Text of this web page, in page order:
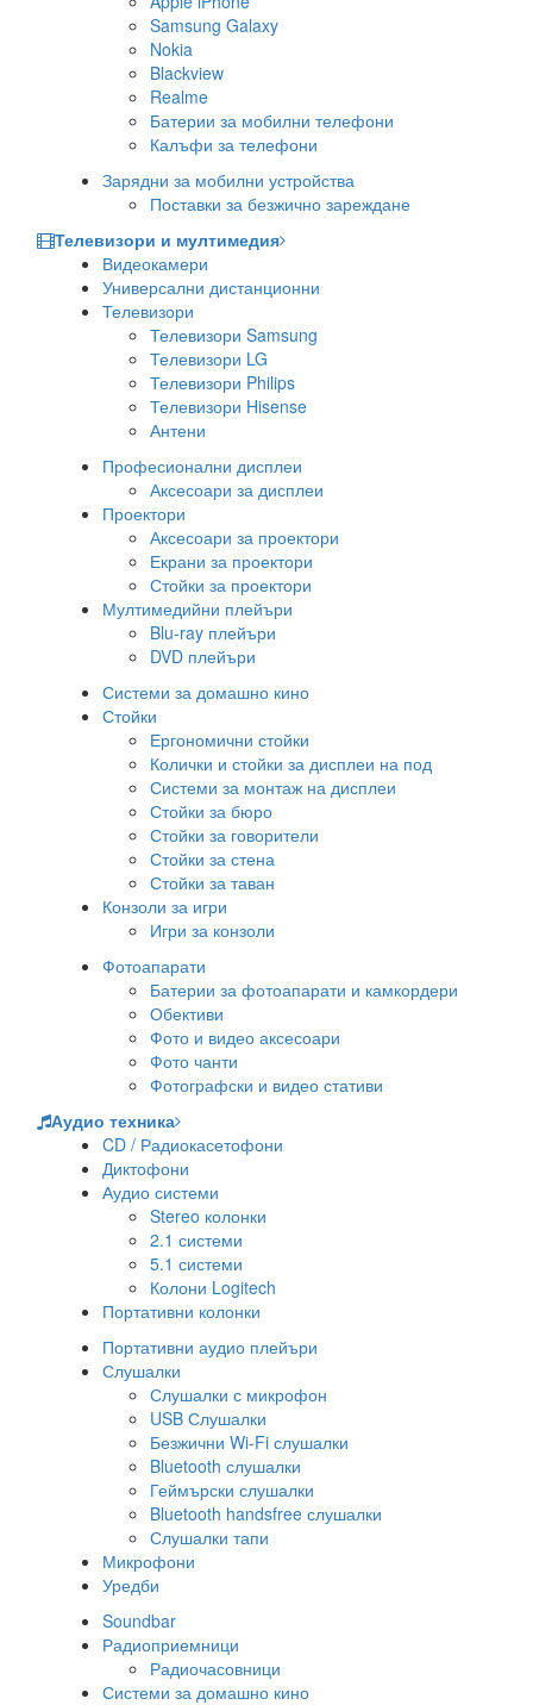
Samsung Galaxy
Nokia
Blackview
Realme
Батерии за мобилни телефони
Калъфи за телефони
Зарядни за мобилни устройства
Поставки за безжично зареждане
Телевизори и мултимедия
Видеокамери
Универсални дистанционни
Телевизори
Телевизори Samsung
Телевизори LG
Телевизори Philips
Телевизори Hisense
Антени
Професионални дисплеи
Аксесоари за дисплеи
Проектори
Аксесоари за проектори
Екрани за проектори
Стойки за проектори
Мултимедийни плейъри
Blu-ray плейъри
DVD плейъри
Системи за домашно кино
Стойки
Ергономични стойки
Колички и стойки за дисплеи на под
Системи за монтаж на дисплеи
Стойки за бюро
Стойки за говорители
Стойки за стена
Стойки за таван
Конзоли за игри
Игри за конзоли
Фотоапарати
Батерии за фотоапарати и камкордери
Обективи
Фото и видео аксесоари
Фото чанти
Фотографски и видео стативи
Аудио техника
CD / Радиокасетофони
Диктофони
Аудио системи
Stereo колонки
2.1 системи
5.1 системи
Колони Logitech
Портативни колонки
Портативни аудио плейъри
Слушалки
Слушалки с микрофон
USB Слушалки
Безжични Wi-Fi слушалки
Bluetooth слушалки
Геймърски слушалки
Bluetooth handsfree слушалки
Слушалки тапи
Микрофони
Уредби
Soundbar
Радиоприемници
Радиочасовници
Системи за домашно кино